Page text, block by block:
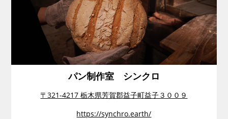
パン制作室 シンクロ
〒321-4217 栃木県芳賀郡益子町益子３００９
https://synchro.earth/